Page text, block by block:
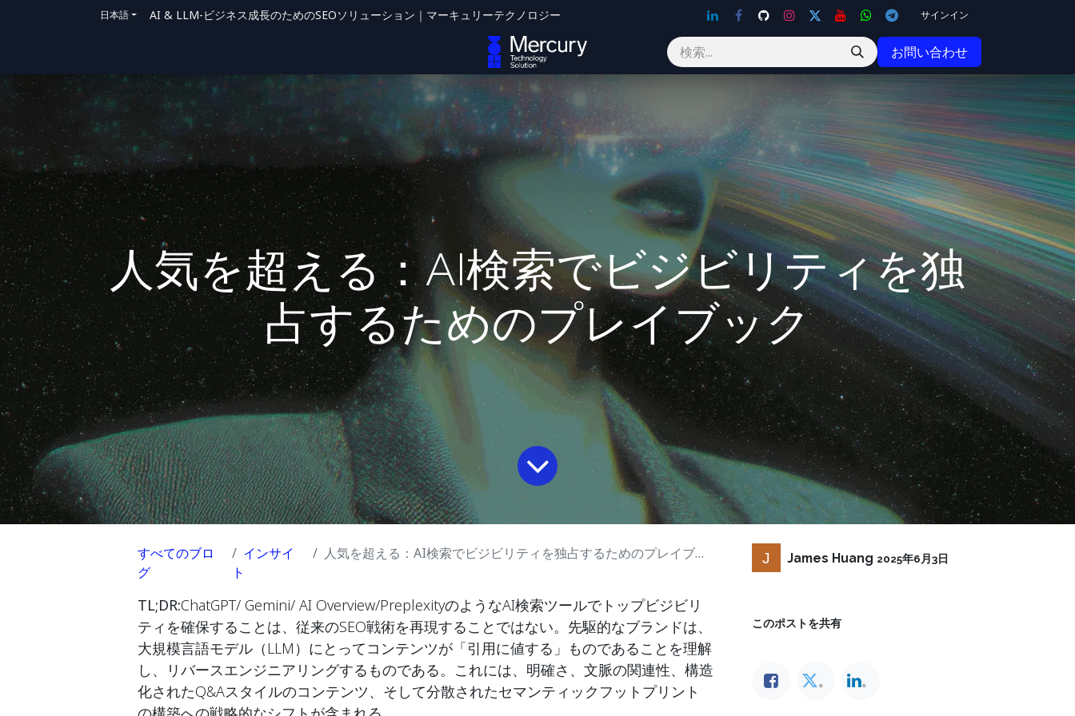
日本語 AI & LLM-ビジネス成長のためのSEOソリューション｜マーキュリーテクノロジー サインイン
お問い合わせ お問い合わせ
人気を超える：AI検索でビジビリティを独
占するためのプレイブック
すべてのブロ
グ
インサイ
ト
人気を超える：AI検索でビジビリティを独占するためのプレイブック
TL;DR:ChatGPT/ Gemini/ AI Overview/PreplexityのようなAI検索ツールでトップビジビリ
ティを確保することは、従来のSEO戦術を再現することではない。先駆的なブランドは、
大規模言語モデル（LLM）にとってコンテンツが「引用に値する」ものであることを理解
し、リバースエンジニアリングするものである。これには、明確さ、文脈の関連性、構造
化されたQ&Aスタイルのコンテンツ、そして分散されたセマンティックフットプリント
James Huang 2025年6月3日
このポストを共有
。 。